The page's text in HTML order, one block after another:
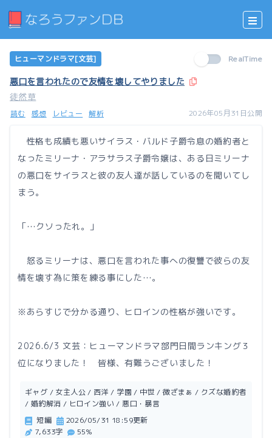
ヒューマンドラマ[文芸] RealTime
悪口を言われたので友情を壊してやりました
徒然草
読む 感想 レビュー 解析 2026年05月31日公開
性格も成績も悪いサイラス・バルド子爵令息の婚約者と
なったミリーナ・アラサラス子爵令嬢は、ある日ミリーナ
の悪口をサイラスと彼の友人達が話しているのを聞いてし
まう。
「…クソったれ。」
怒るミリーナは、悪口を言われた事への復讐で彼らの友
情を壊す為に策を練る事にした…。
※あらすじで分かる通り、ヒロインの性格が強いです。
2026.6/3 文芸：ヒューマンドラマ部門日間ランキング３
位になりました！ 皆様、有難うございました！
ギャグ / 女主人公 / 西洋 / 学園 / 中世 / 微ざまぁ / クズな婚約者
/ 婚約解消 / ヒロイン強い / 悪口・暴言
短編
2026/05/31 18:59更新
7,633字
55%